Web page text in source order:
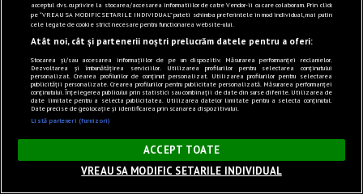
×
acceptul dvs. cu privire la stocarea/accesarea informatiilor de catre Vendor-ii cu care colaboram. Prin click
pe “VREAU SA MODIFIC SETARILE INDIVIDUAL” puteti schimba preferintele in mod individual, mai putin
cele legate de cookie strict necesare pentru functionarea website-ului.
Atât noi, cât și partenerii noștri prelucrăm datele pentru a oferi:
Stocarea și/sau accesarea informațiilor de pe un dispozitiv. Măsurarea performanței reclamelor.
Dezvoltarea și îmbunătățirea serviciilor. Utilizarea profilurilor pentru selectarea conținutului
personalizat. Crearea profilurilor de conținut personalizat. Utilizarea profilurilor pentru selectarea
publicității personalizate. Crearea profilurilor pentru publicitate personalizată. Măsurarea performanței
conținutului. Înțelegerea publicului prin statistici sau combinații de date din surse diferite. Utilizarea de
date limitate pentru a selecta publicitatea. Utilizarea datelor limitate pentru a selecta conținutul.
Date precise de geolocație și identificarea prin scanarea dispozitivului.
Listă parteneri (furnizori)
ACCEPT TOATE
VREAU SA MODIFIC SETARILE INDIVIDUAL